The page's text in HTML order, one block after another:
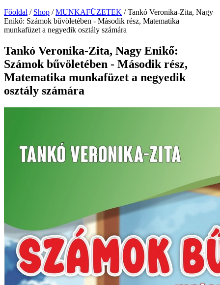
Főoldal / Shop /MUNKAFÜZETEK / Tankó Veronika-Zita, Nagy
Enikő: Számok bűvöletében - Második rész, Matematika
munkafüzet a negyedik osztály számára
Tankó Veronika-Zita, Nagy Enikő:
Számok bűvöletében - Második rész,
Matematika munkafüzet a negyedik
osztály számára